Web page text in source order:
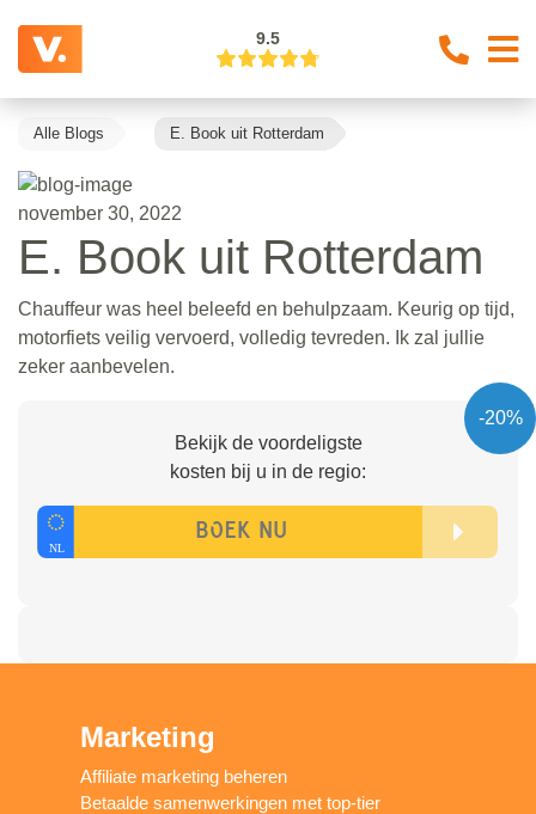
9.5
Alle Blogs E. Book uit Rotterdam
november 30, 2022
E. Book uit Rotterdam
Chauffeur was heel beleefd en behulpzaam. Keurig op tijd,
motorfiets veilig vervoerd, volledig tevreden. Ik zal jullie
zeker aanbevelen.
-20%
Bekijk de voordeligste
kosten bij u in de regio:
Marketing
Affiliate marketing beheren
Betaalde samenwerkingen met top-tier